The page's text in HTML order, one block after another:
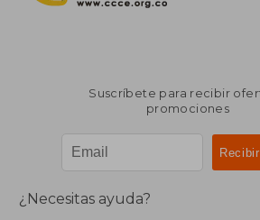
Suscríbete para recibir
promociones
¿Necesitas ayuda?